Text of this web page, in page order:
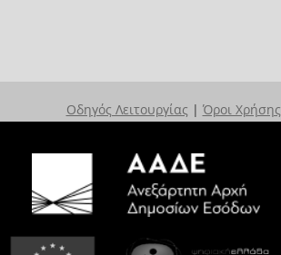
Οδηγός Λειτουργίας | Όροι Χρήσης